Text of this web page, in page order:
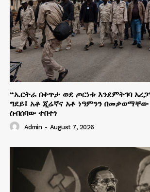
“ኤርትራ በቀጥታ ወደ ጦርነቱ እንደምትገባ
ግደይ፤ አቶ ጂሬኛና አቶ ነዓምንን
ስብሰባው ተበተነ
Admin - August 7, 2026